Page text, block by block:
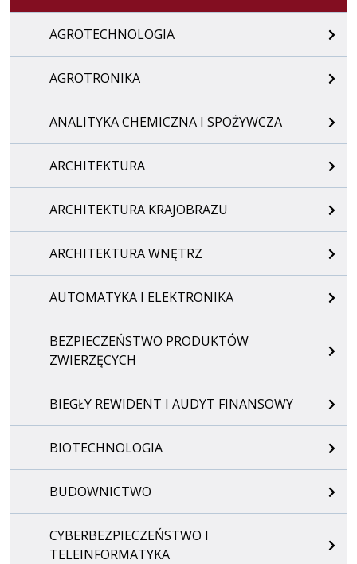
AGROTECHNOLOGIA
AGROTRONIKA
ANALITYKA CHEMICZNA I SPOŻYWCZA
ARCHITEKTURA
ARCHITEKTURA KRAJOBRAZU
ARCHITEKTURA WNĘTRZ
AUTOMATYKA I ELEKTRONIKA
BEZPIECZEŃSTWO PRODUKTÓW
ZWIERZĘCYCH
BIEGŁY REWIDENT I AUDYT FINANSOWY
BIOTECHNOLOGIA
BUDOWNICTWO
CYBERBEZPIECZEŃSTWO I
TELEINFORMATYKA